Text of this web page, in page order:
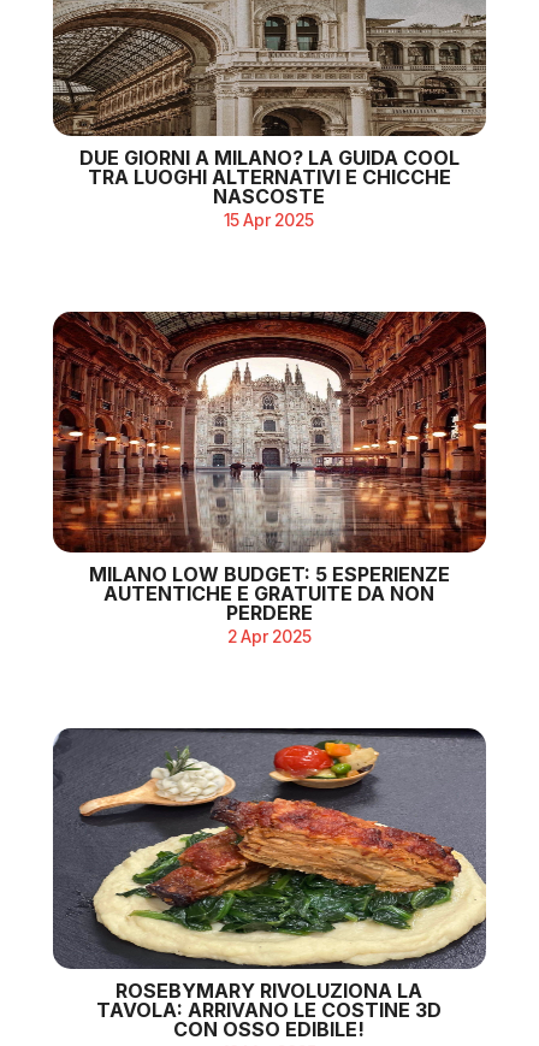
DUE GIORNI A MILANO? LA GUIDA COOL
TRA LUOGHI ALTERNATIVI E CHICCHE
NASCOSTE
15 Apr 2025
MILANO LOW BUDGET: 5 ESPERIENZE
AUTENTICHE E GRATUITE DA NON
PERDERE
2 Apr 2025
ROSEBYMARY RIVOLUZIONA LA
TAVOLA: ARRIVANO LE COSTINE 3D
CON OSSO EDIBILE!